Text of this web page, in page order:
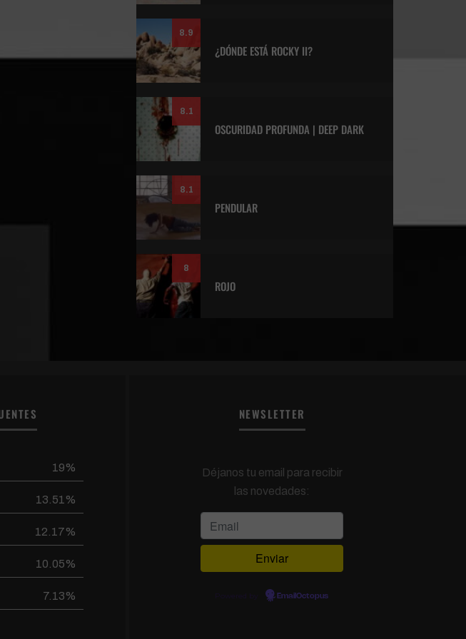
8.9
¿DÓNDE ESTÁ ROCKY II?
8.1
OSCURIDAD PROFUNDA | DEEP DARK
8.1
PENDULAR
8
ROJO
19%
13.51%
12.17%
10.05%
7.13%
NEWSLETTER
Déjanos tu email para recibir
las novedades:
EmailOctopus